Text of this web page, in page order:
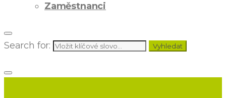
Zaměstnanci
Search for: Vyhledat